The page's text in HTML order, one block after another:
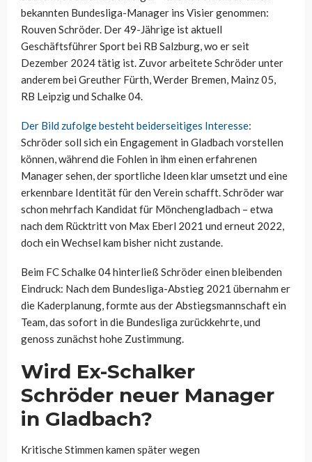
bekannten Bundesliga-Manager ins Visier genommen:
Rouven Schröder. Der 49-Jährige ist aktuell
Geschäftsführer Sport bei RB Salzburg, wo er seit
Dezember 2024 tätig ist. Zuvor arbeitete Schröder unter
anderem bei Greuther Fürth, Werder Bremen, Mainz 05,
RB Leipzig und Schalke 04.
Der Bild zufolge besteht beiderseitiges Interesse:
Schröder soll sich ein Engagement in Gladbach vorstellen
können, während die Fohlen in ihm einen erfahrenen
Manager sehen, der sportliche Ideen klar umsetzt und eine
erkennbare Identität für den Verein schafft. Schröder war
schon mehrfach Kandidat für Mönchengladbach – etwa
nach dem Rücktritt von Max Eberl 2021 und erneut 2022,
doch ein Wechsel kam bisher nicht zustande.
Beim FC Schalke 04 hinterließ Schröder einen bleibenden
Eindruck: Nach dem Bundesliga-Abstieg 2021 übernahm er
die Kaderplanung, formte aus der Abstiegsmannschaft ein
Team, das sofort in die Bundesliga zurückkehrte, und
genoss zunächst hohe Zustimmung.
Wird Ex-Schalker
Schröder neuer Manager
in Gladbach?
Kritische Stimmen kamen später wegen